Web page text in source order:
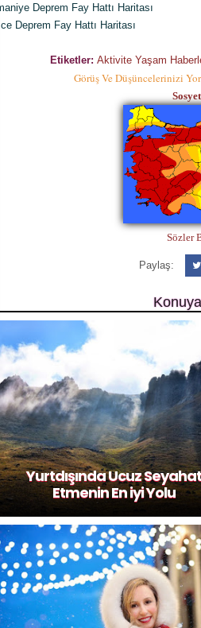
Deprem Fay Hattı Haritası
Deprem Fay Hattı Haritası
Etiketler: Aktivite Yaşam
Görüş Ve Düşüncelerinizi
Sözler
Paylaş:
Yurtdışında Ucuz Seyahat
Etmenin En iyi Yolu